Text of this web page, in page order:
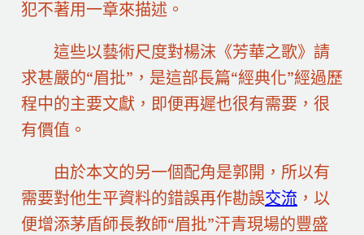
犯不著用一章來描述。
這些以藝術尺度對楊沫《芳華之歌》請
求甚嚴的“眉批”，是這部長篇“經典化”經過歷
程中的主要文獻，即便再遲也很有需要，很
有價值。
由於本文的另一個配角是郭開，所以有
需要對他生平資料的錯誤再作勘誤交流 ，以
便增添茅盾師長教師“眉批”汗青現場的豐盛